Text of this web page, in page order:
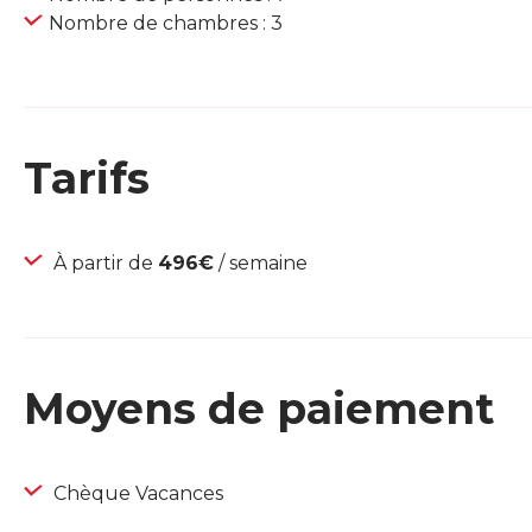
Nombre de chambres : 3
Tarifs
À partir de 496€ / semaine
Moyens de paiement
Chèque Vacances